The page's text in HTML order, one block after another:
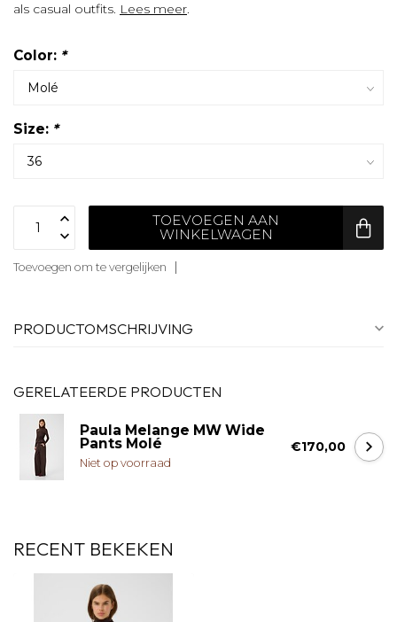
als casual outfits. Lees meer.
Color: *
Size: *
TOEVOEGEN AAN
WINKELWAGEN
Toevoegen om te vergelijken
PRODUCTOMSCHRIJVING
GERELATEERDE PRODUCTEN
Paula Melange MW Wide
Pants Molé
Niet op voorraad
€170,00
RECENT BEKEKEN